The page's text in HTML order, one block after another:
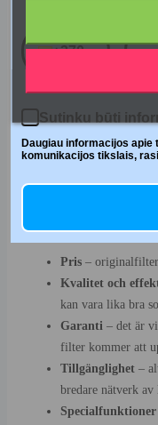
Å andra sidan erbjuds
tillverkas i enlighet med
filtreringskvalitet.
förbättrade versioner -
De viktigaste
original- och
Pris –
Kvalitet och
kan vara lika bra
Garanti – det är
filter kommer att
Tillgänglighet –
bredare nätverk av
Specialfunktioner
+370
Sutinku būti
Daugiau informacijos
komunikacijos tikslais,